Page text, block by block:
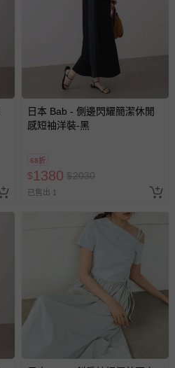
日本 Bab - 側邊閃耀簡潔休閒
感短袖洋裝-黑
68折
$1380 $2030
已售出 1